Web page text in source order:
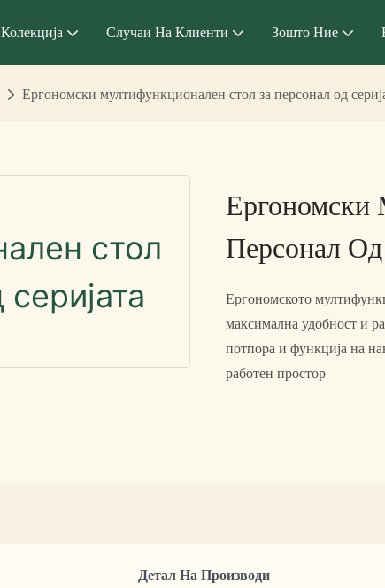
Колекција Случаи На Клиенти Зошто Ние
Ергономски мултифункционален стол за персонал од
Ергономски
Персонал Од
Ергономското
максимална удобност и
потпора и функција на
работен простор
Детал На Производи